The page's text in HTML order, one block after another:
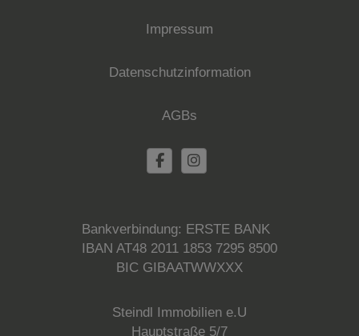
Impressum
Datenschutzinformation
AGBs
Bankverbindung: ERSTE BANK
IBAN AT48 2011 1853 7295 8500
BIC GIBAATWWXXX
Steindl Immobilien e.U
Hauptstraße 5/7